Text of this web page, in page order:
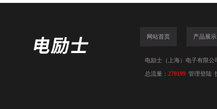
网站首页 产品展示
电励士（上海）电子有限公
总流量： 270199 管理登陆